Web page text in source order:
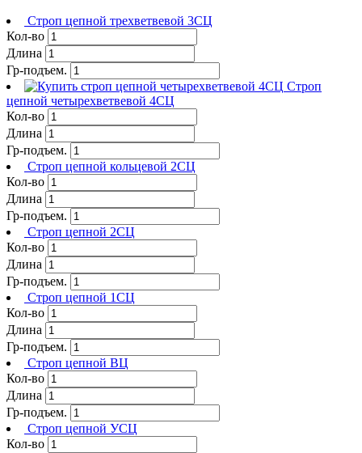
Строп цепной трехветвевой 3СЦ
Кол-во
Длина
Гр-подъем.
Строп
цепной четырехветвевой 4СЦ
Кол-во
Длина
Гр-подъем.
Строп цепной кольцевой 2СЦ
Кол-во
Длина
Гр-подъем.
Строп цепной 2СЦ
Кол-во
Длина
Гр-подъем.
Строп цепной 1СЦ
Кол-во
Длина
Гр-подъем.
Строп цепной ВЦ
Кол-во
Длина
Гр-подъем.
Строп цепной УСЦ
Кол-во